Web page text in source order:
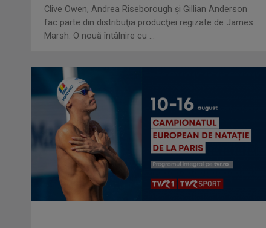
Clive Owen, Andrea Riseborough şi Gillian Anderson
fac parte din distribuţia producţiei regizate de James
Marsh. O nouă întâlnire cu ...